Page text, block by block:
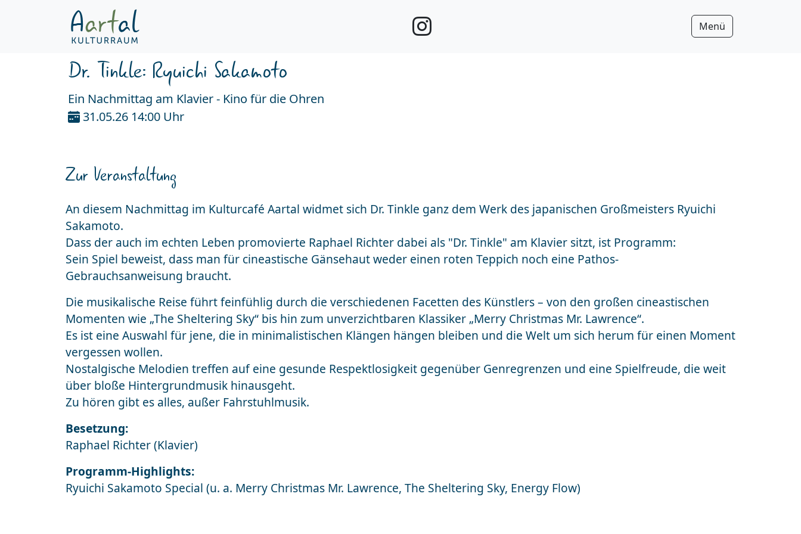
Menü
Dr. Tinkle: Ryuichi Sakamoto
Ein Nachmittag am Klavier - Kino für die Ohren
31.05.26 14:00 Uhr
Zur Veranstaltung
An diesem Nachmittag im Kulturcafé Aartal widmet sich Dr. Tinkle ganz dem Werk des japanischen Großmeisters Ryuichi
Sakamoto.
Dass der auch im echten Leben promovierte Raphael Richter dabei als "Dr. Tinkle" am Klavier sitzt, ist Programm:
Sein Spiel beweist, dass man für cineastische Gänsehaut weder einen roten Teppich noch eine Pathos-
Gebrauchsanweisung braucht.
Die musikalische Reise führt feinfühlig durch die verschiedenen Facetten des Künstlers – von den großen cineastischen
Momenten wie „The Sheltering Sky“ bis hin zum unverzichtbaren Klassiker „Merry Christmas Mr. Lawrence“.
Es ist eine Auswahl für jene, die in minimalistischen Klängen hängen bleiben und die Welt um sich herum für einen Moment
vergessen wollen.
Nostalgische Melodien treffen auf eine gesunde Respektlosigkeit gegenüber Genregrenzen und eine Spielfreude, die weit
über bloße Hintergrundmusik hinausgeht.
Zu hören gibt es alles, außer Fahrstuhlmusik.
Besetzung:
Raphael Richter (Klavier)
Programm-Highlights:
Ryuichi Sakamoto Special (u. a. Merry Christmas Mr. Lawrence, The Sheltering Sky, Energy Flow)